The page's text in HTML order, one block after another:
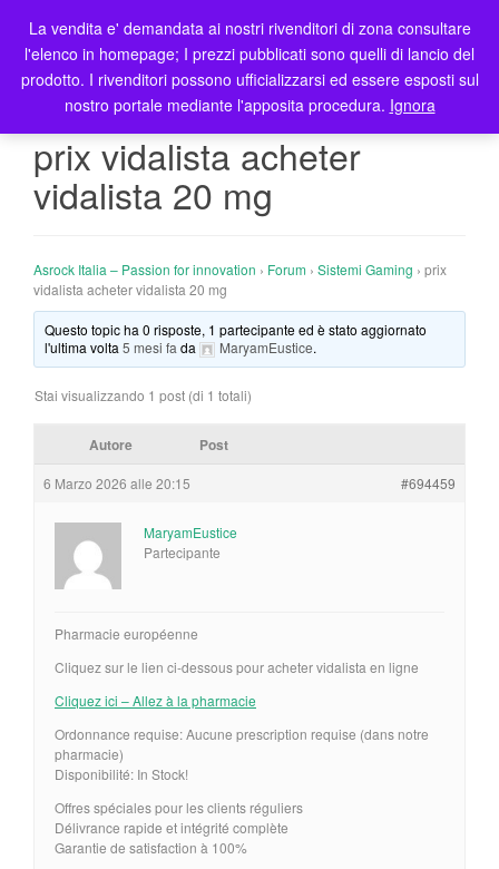
T
o
g
l
a
i
prix vidalista acheter
vidalista 20 mg
Asrock Italia – Passion for innovation › Forum › Sistemi Gaming › prix
vidalista acheter vidalista 20 mg
Questo topic ha 0 risposte, 1 partecipante ed è stato aggiornato
l'ultima volta5 mesi fa da MaryamEustice.
Stai visualizzando 1 post (di 1 totali)
Autore Post
6 Marzo 2026 alle 20:15 #694459
MaryamEustice
Partecipante
Pharmacie européenne
Cliquez sur le lien ci-dessous pour acheter vidalista en ligne
Cliquez ici – Allez à la pharmacie
Ordonnance requise: Aucune prescription requise (dans notre
pharmacie)
Disponibilité: In Stock!
Offres spéciales pour les clients réguliers
Délivrance rapide et intégrité complète
Garantie de satisfaction à 100%
La vendita e' demandata ai nostri rivenditori di zona consultare
l'elenco in homepage; I prezzi pubblicati sono quelli di lancio del
prodotto. I rivenditori possono ufficializzarsi ed essere esposti sul
nostro portale mediante l'apposita procedura. Ignora